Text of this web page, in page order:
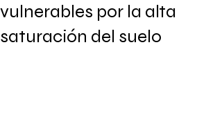
vulnerables por la alta
saturación del suelo